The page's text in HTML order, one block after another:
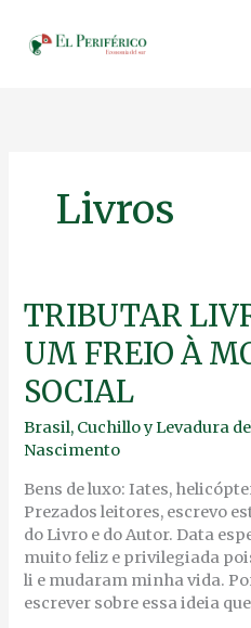
content
Livros
TRIBUTAR
UM FREIO À
SOCIAL
Brasil, Cuchillo y Levadura
Nascimento
Bens de luxo: Iates,
Prezados leitores, escrevo
do Livro e do Autor. Data
muito feliz e privilegiada
li e mudaram minha vida.
escrever sobre essa ideia
TRIBUTAR
LIVROS
PODE
SER
UM
FREIO
À
SOCIAL